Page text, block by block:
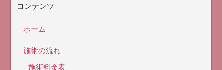
コンテンツ
ホーム
施術の流れ
施術料金表